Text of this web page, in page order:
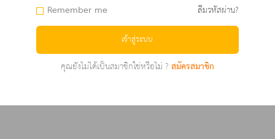
Remember me ลืมรหัสผ่าน?
เข้าสู่ระบบ
คุณยังไม่ได้เป็นสมาชิกใช่หรือไม่ ?สมัครสมาชิก